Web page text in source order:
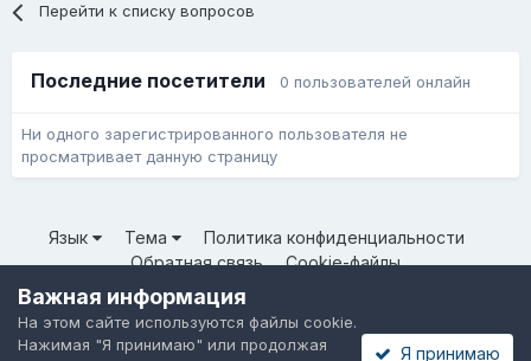
Перейти к списку вопросов
Последние посетители 0 пользователей онлайн
Ни одного зарегистрированного пользователя не
просматривает данную страницу
Язык Тема
Политика конфиденциальности
Обратная связь
Cookie-файлы
© ООО «Неткрейз» 2025
Powered by Invision Community
Важная информация
На этом сайте используются файлы cookie.
Нажимая "Я принимаю" или продолжая
Я принимаю